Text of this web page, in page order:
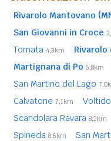
Rivarolo Mantovano
San Giovanni in Croce
Tornata 4,3km Rivarolo
Martignana di Po 6,8km
San Martino del Lago
Calvatone 7,1km Voltido
Scandolara Ravara 8,2km
Spineda 8,6km San